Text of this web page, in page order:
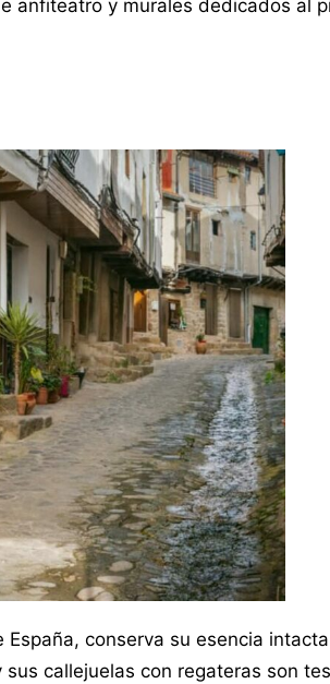
anfiteatro y murales dedicados al
conserva su esencia
callejuelas con regateras son